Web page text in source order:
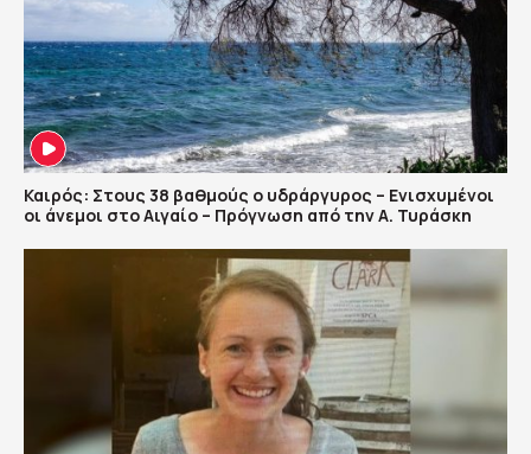
Καιρός: Στους 38 βαθμούς ο υδράργυρος – Ενισχυμένοι
οι άνεμοι στο Αιγαίο – Πρόγνωση από την Α. Τυράσκη